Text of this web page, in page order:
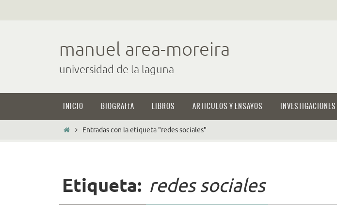
al
manuel area-moreira
universidad de la laguna
contenido
INICIO BIOGRAFÍA LIBROS ARTICULOS Y ENSAYOS INVESTIGACIONES
InicioEntradas con la etiqueta "redes sociales"
Etiqueta: redes sociales